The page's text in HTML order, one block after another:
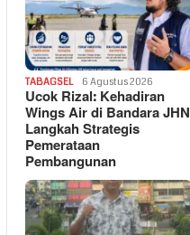
TABAGSEL 6 Agustus 2026
Ucok Rizal: Kehadiran
Wings Air di Bandara JHN
Langkah Strategis
Pemerataan
Pembangunan